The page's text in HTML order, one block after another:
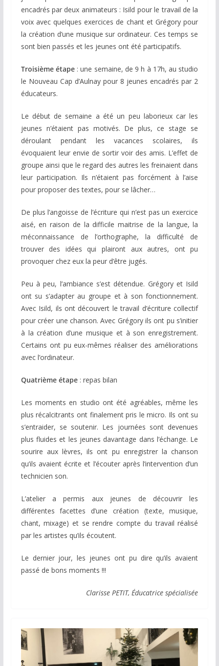
encadrés par deux animateurs : Isild pour le travail de la
voix avec quelques exercices de chant et Grégory pour
la création d’une musique sur ordinateur. Ces temps se
sont bien passés et les jeunes ont été participatifs.
Troisième étape: une semaine, de 9 h à 17h, au studio
le Nouveau Cap d’Aulnay pour 8 jeunes encadrés par 2
éducateurs.
Le début de semaine a été un peu laborieux car les
jeunes n’étaient pas motivés. De plus, ce stage se
déroulant pendant les vacances scolaires, ils
évoquaient leur envie de sortir voir des amis. L’effet de
groupe ainsi que le regard des autres les freinaient dans
leur participation. Ils n’étaient pas forcément à l’aise
pour proposer des textes, pour se lâcher…
De plus l’angoisse de l’écriture qui n’est pas un exercice
aisé, en raison de la difficile maitrise de la langue, la
méconnaissance de l’orthographe, la difficulté de
trouver des idées qui plairont aux autres, ont pu
provoquer chez eux la peur d’être jugés.
Peu à peu, l’ambiance s’est détendue. Grégory et Isild
ont su s’adapter au groupe et à son fonctionnement.
Avec Isild, ils ont découvert le travail d’écriture collectif
pour créer une chanson. Avec Grégory ils ont pu s’initier
à la création d’une musique et à son enregistrement.
Certains ont pu eux-mêmes réaliser des améliorations
avec l’ordinateur.
Quatrième étape : repas bilan
Les moments en studio ont été agréables, même les
plus récalcitrants ont finalement pris le micro. Ils ont su
s’entraider, se soutenir. Les journées sont devenues
plus fluides et les jeunes davantage dans l’échange. Le
sourire aux lèvres, ils ont pu enregistrer la chanson
qu’ils avaient écrite et l’écouter après l’intervention d’un
technicien son.
L’atelier a permis aux jeunes de découvrir les
différentes facettes d’une création (texte, musique,
chant, mixage) et se rendre compte du travail réalisé
par les artistes qu’ils écoutent.
Le dernier jour, les jeunes ont pu dire qu’ils avaient
passé de bons moments !!!
Clarisse PETIT, Éducatrice spécialisée